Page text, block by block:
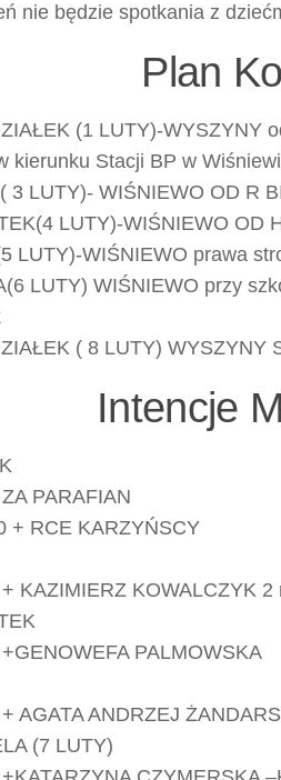
nie będzie spotkania z
Plan
(1 LUTY)-WYSZYNY
kierunku Stacji BP w
3 LUTY)- WIŚNIEWO OD R
LUTY)-WIŚNIEWO OD
LUTY)-WIŚNIEWO prawa
LUTY) WIŚNIEWO przy
( 8 LUTY) WYSZYNY
Intencje
PARAFIAN
+ RCE KARZYŃSCY
KAZIMIERZ KOWALCZYK 2
PALMOWSKA
AGATA ANDRZEJ
(7 LUTY)